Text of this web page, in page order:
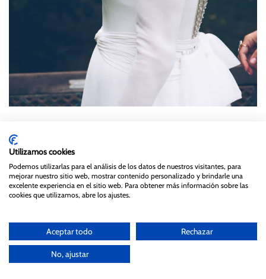
Bien, la manga larga, la espalda escotada y los tocados
de flores pequeñas se han llevado, se llevan y se
seguirán llevando porque gustan mucho
Es verdad, que vienen nuevas tendencias y
novedades, como las flores bordadas, satenes..
¡Así ponte lo que te de la gana, decora como quieras y
Utilizamos cookies
Podemos utilizarlas para el análisis de los datos de nuestros visitantes, para
mejorar nuestro sitio web, mostrar contenido personalizado y brindarle una
excelente experiencia en el sitio web. Para obtener más información sobre las
cookies que utilizamos, abre los ajustes.
Aceptar todo Rechazar
No, ajustar